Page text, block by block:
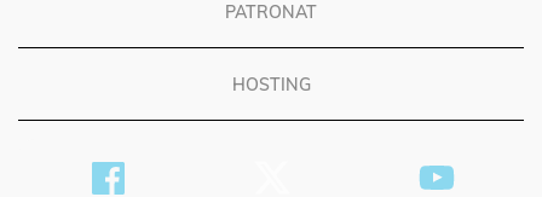
PATRONAT
HOSTING